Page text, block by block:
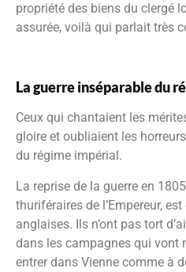
propriété des biens du clergé
assurée, voilà qui parlait très
La guerre inséparable du
Ceux qui chantaient les
gloire et oubliaient les
du régime impérial.
La reprise de la guerre en
thuriféraires de l’Empereur,
anglaises. Ils n’ont pas tort
dans les campagnes qui vont
entrer dans Vienne comme à